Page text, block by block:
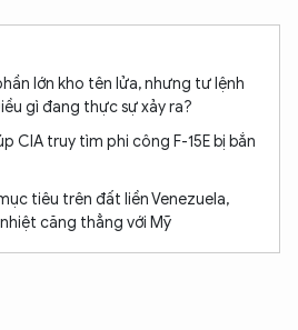
lớn kho tên lửa, nhưng tư lệnh
gì đang thực sự xảy ra?
CIA truy tìm phi công F-15E bị bắn
tiêu trên đất liền Venezuela,
căng thẳng với Mỹ